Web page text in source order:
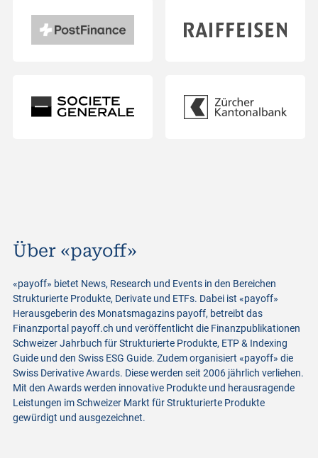
Über «payoff»
«payoff» bietet News, Research und Events in den Bereichen
Strukturierte Produkte, Derivate und ETFs. Dabei ist «payoff»
Herausgeberin des Monatsmagazins payoff, betreibt das
Finanzportal payoff.ch und veröffentlicht die Finanzpublikationen
Schweizer Jahrbuch für Strukturierte Produkte, ETP & Indexing
Guide und den Swiss ESG Guide. Zudem organisiert «payoff» die
Swiss Derivative Awards. Diese werden seit 2006 jährlich verliehen.
Mit den Awards werden innovative Produkte und herausragende
Leistungen im Schweizer Markt für Strukturierte Produkte
gewürdigt und ausgezeichnet.